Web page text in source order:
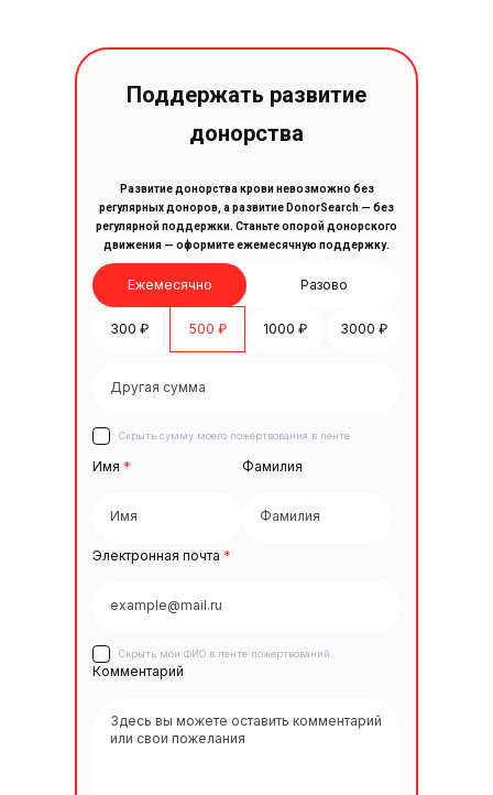
Поддержать развитие
донорства
Развитие донорства крови невозможно без
регулярных доноров, а развитие DonorSearch — без
регулярной поддержки. Станьте опорой донорского
движения — оформите ежемесячную поддержку.
Ежемесячно Разово
300 ₽ 500 ₽ 1000 ₽ 3000 ₽
Скрыть сумму моего пожертвования в ленте
Имя * Фамилия
Электронная почта *
Скрыть мои ФИО в ленте пожертвований
Комментарий